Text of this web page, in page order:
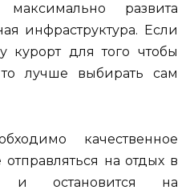
развита
инфраструктура. Если
для того чтобы
лучше выбирать сам
качественное
на отдых в
и остановится на